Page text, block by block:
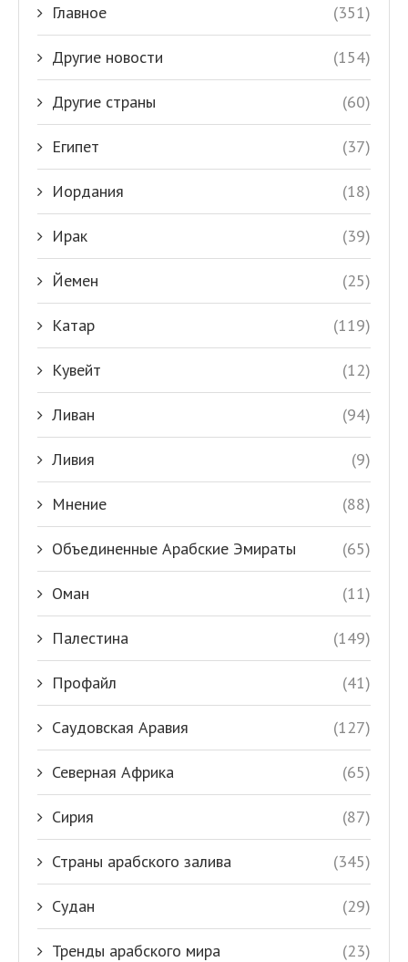
Главное (351)
Другие новости (154)
Другие страны (60)
Египет (37)
Иордания (18)
Ирак (39)
Йемен (25)
Катар (119)
Кувейт (12)
Ливан (94)
Ливия (9)
Мнение (88)
Объединенные Арабские Эмираты (65)
Оман (11)
Палестина (149)
Профайл (41)
Саудовская Аравия (127)
Северная Африка (65)
Сирия (87)
Страны арабского залива (345)
Судан (29)
Тренды арабского мира (23)